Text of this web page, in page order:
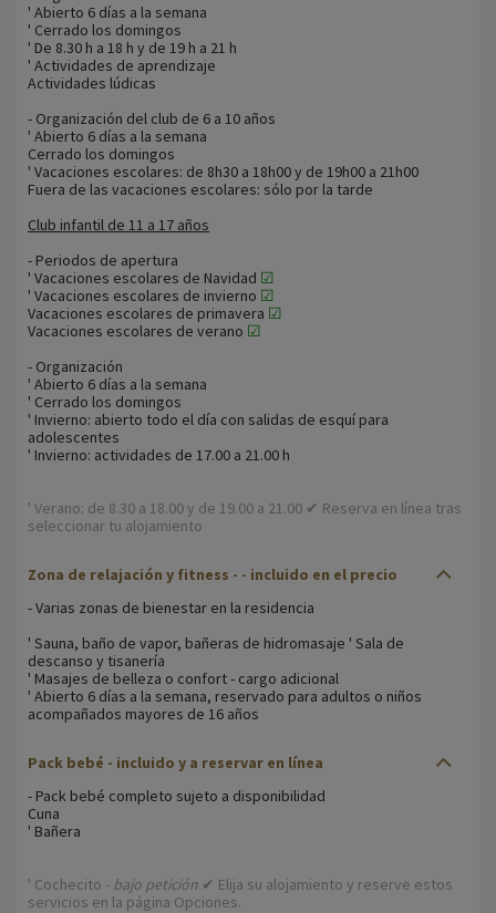
' Abierto 6 días a la semana
' Cerrado los domingos
' De 8.30 h a 18 h y de 19 h a 21 h
' Actividades de aprendizaje
Actividades lúdicas
- Organización del club de 6 a 10 años
' Abierto 6 días a la semana
Cerrado los domingos
' Vacaciones escolares: de 8h30 a 18h00 y de 19h00 a 21h00
Fuera de las vacaciones escolares: sólo por la tarde
Club infantil de 11 a 17 años
- Periodos de apertura
' Vacaciones escolares de Navidad ☑
' Vacaciones escolares de invierno ☑
Vacaciones escolares de primavera ☑
Vacaciones escolares de verano ☑
- Organización
' Abierto 6 días a la semana
' Cerrado los domingos
' Invierno: abierto todo el día con salidas de esquí para
adolescentes
' Invierno: actividades de 17.00 a 21.00 h
' Verano: de 8.30 a 18.00 y de 19.00 a 21.00 ✔ Reserva en línea tras
seleccionar tu alojamiento
Zona de relajación y fitness - - incluido en el precio
- Varias zonas de bienestar en la residencia
' Sauna, baño de vapor, bañeras de hidromasaje ' Sala de
descanso y tisanería
' Masajes de belleza o confort - cargo adicional
' Abierto 6 días a la semana, reservado para adultos o niños
acompañados mayores de 16 años
Pack bebé - incluido y a reservar en línea
- Pack bebé completo sujeto a disponibilidad
Cuna
' Bañera
' Cochecito - bajo petición ✔ Elija su alojamiento y reserve estos
servicios en la página Opciones.